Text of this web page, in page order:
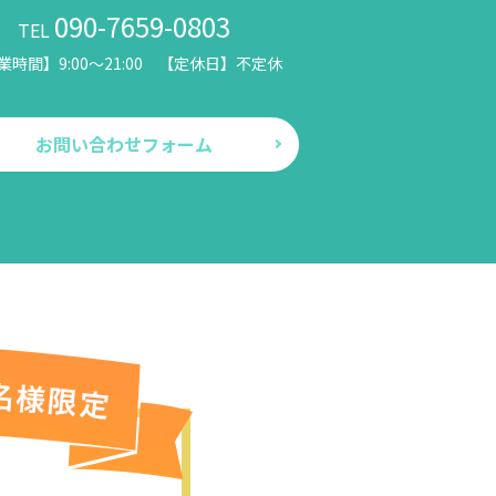
TEL 090-7659-0803
時間】9:00～21:00 【定休日】不定休
お問い合わせフォーム